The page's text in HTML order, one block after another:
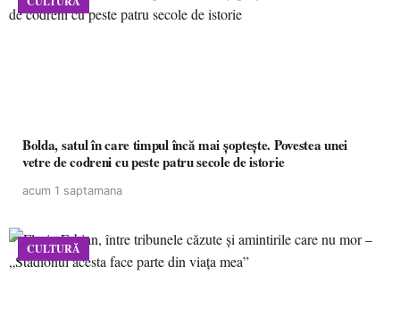
Bolda, satul în care timpul încă mai șoptește. Povestea unei
vetre de codreni cu peste patru secole de istorie
acum 1 saptamana
CULTURĂ